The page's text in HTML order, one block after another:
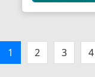
1 2 3 4